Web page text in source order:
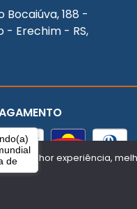
Bocaiúva, 188 -
- Erechim - RS,
melhor experiência,
de